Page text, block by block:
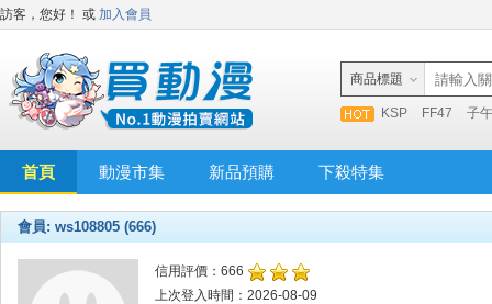
訪客，您好！ 或 加入會員
商品標題
KSP FF47 子
首頁 動漫市集 新品預購 下殺特集
會員: ws108805 (666)
信用評價：666
上次登入時間：2026-08-09